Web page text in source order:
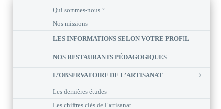
Qui sommes-nous ?
Nos missions
LES INFORMATIONS SELON VOTRE PROFIL
NOS RESTAURANTS PÉDAGOGIQUES
L’OBSERVATOIRE DE L’ARTISANAT
Les dernières études
Les chiffres clés de l’artisanat